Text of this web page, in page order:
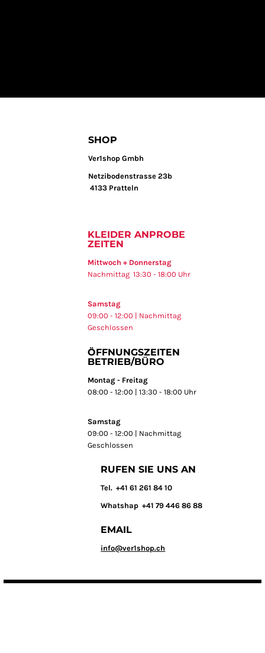
SHOP
Ver1shop Gmbh
Netzibodenstrasse 23b
4133 Pratteln
KLEIDER ANPROBE
ZEITEN
Mittwoch + Donnerstag
Nachmittag 13:30 - 18:00 Uhr
Samstag
09:00 - 12:00 | Nachmittag
Geschlossen
ÖFFNUNGSZEITEN
BETRIEB/BÜRO
Montag - Freitag
08:00 - 12:00 | 13:30 - 18:00 Uhr
Samstag
09:00 - 12:00 | Nachmittag
Geschlossen
RUFEN SIE UNS AN
Tel. +41 61 261 84 10
Whatshap +41 79 446 86 88
EMAIL
info@ver1shop.ch